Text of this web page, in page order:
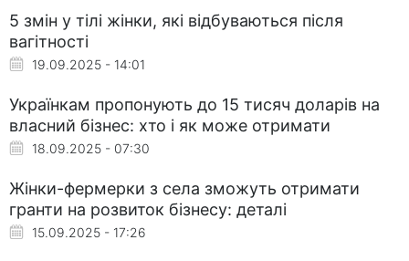
5 змін у тілі жінки, які відбуваються після
вагітності
19.09.2025 - 14:01
Українкам пропонують до 15 тисяч доларів на
власний бізнес: хто і як може отримати
18.09.2025 - 07:30
Жінки-фермерки з села зможуть отримати
гранти на розвиток бізнесу: деталі
15.09.2025 - 17:26